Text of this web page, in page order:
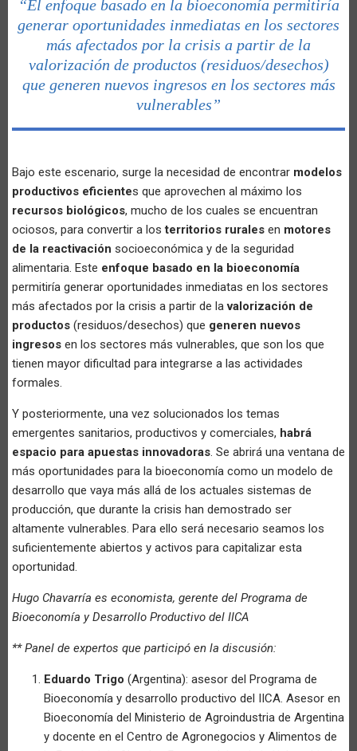
“El enfoque basado en la bioeconomía permitiría
generar oportunidades inmediatas en los sectores
más afectados por la crisis a partir de la
valorización de productos (residuos/desechos)
que generen nuevos ingresos en los sectores más
vulnerables”
Bajo este escenario, surge la necesidad de encontrar modelos
productivos eficientes que aprovechen al máximo los
recursos biológicos, mucho de los cuales se encuentran
ociosos, para convertir a losterritorios rurales en motores
de la reactivación socioeconómica y de la seguridad
alimentaria. Este enfoque basado en la bioeconomía
permitiría generar oportunidades inmediatas en los sectores
más afectados por la crisis a partir de lavalorización de
productos (residuos/desechos) que generen nuevos
ingresos en los sectores más vulnerables, que son los que
tienen mayor dificultad para integrarse a las actividades
formales.
Y posteriormente, una vez solucionados los temas
emergentes sanitarios, productivos y comerciales, habrá
espacio para apuestas innovadoras. Se abrirá una ventana de
más oportunidades para la bioeconomía como un modelo de
desarrollo que vaya más allá de los actuales sistemas de
producción, que durante la crisis han demostrado ser
altamente vulnerables. Para ello será necesario seamos los
suficientemente abiertos y activos para capitalizar esta
oportunidad.
Hugo Chavarría es economista, gerente del Programa de
Bioeconomía y Desarrollo Productivo del IICA
** Panel de expertos que participó en la discusión:
Eduardo Trigo (Argentina): asesor del Programa de
Bioeconomía y desarrollo productivo del IICA. Asesor en
Bioeconomía del Ministerio de Agroindustria de Argentina
y docente en el Centro de Agronegocios y Alimentos de